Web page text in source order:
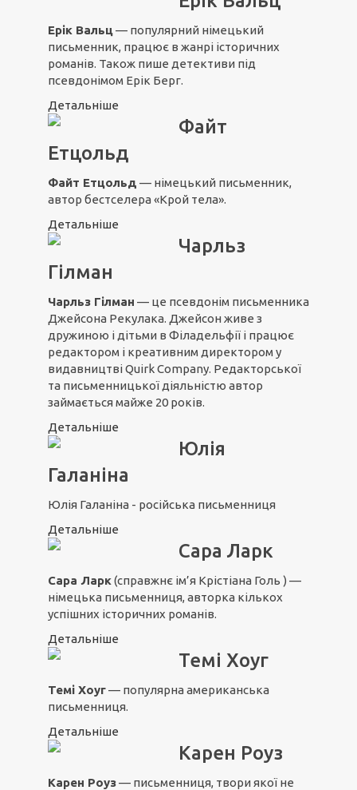
Ерік Вальц— популярний німецький
письменник, працює в жанрі історичних
романів. Також пише детективи під
псевдонімом Ерік Берг.
Детальніше
Файт
Етцольд
Файт Етцольд — німецький письменник,
автор бестселера «Крой тела».
Детальніше
Чарльз
Гілман
Чарльз Гілман — це псевдонім письменника
Джейсона Рекулака. Джейсон живе з
дружиною і дітьми в Філадельфії і працює
редактором і креативним директором у
видавництві Quirk Company. Редакторської
та письменницької діяльністю автор
займається майже 20 років.
Детальніше
Юлія
Галаніна
Юлія Галаніна - російська письменниця
Детальніше
Сара Ларк
Сара Ларк(справжнє ім’я Крістіана Голь ) —
німецька письменниця, авторка кількох
успішних історичних романів.
Детальніше
Темі Хоуг
Темі Хоуг— популярна американська
письменниця.
Детальніше
Карен Роуз
Карен Роуз— письменниця, твори якої не